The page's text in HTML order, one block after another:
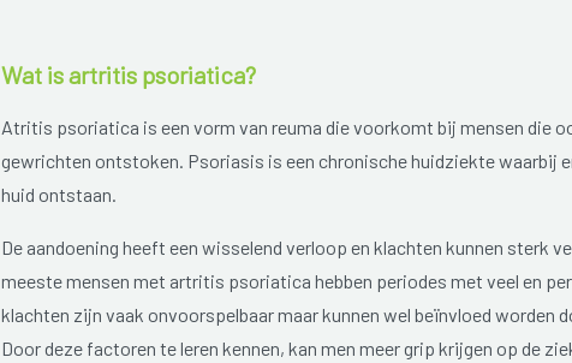
Wat is artritis psoriatica?
Atritis psoriatica is een vorm van reuma die voorkomt bij mensen die
gewrichten ontstoken. Psoriasis is een chronische huidziekte waarbij
huid ontstaan.
De aandoening heeft een wisselend verloop en klachten kunnen sterk
meeste mensen met artritis psoriatica hebben periodes met veel en
klachten zijn vaak onvoorspelbaar maar kunnen wel beïnvloed worden
Door deze factoren te leren kennen, kan men meer grip krijgen op de